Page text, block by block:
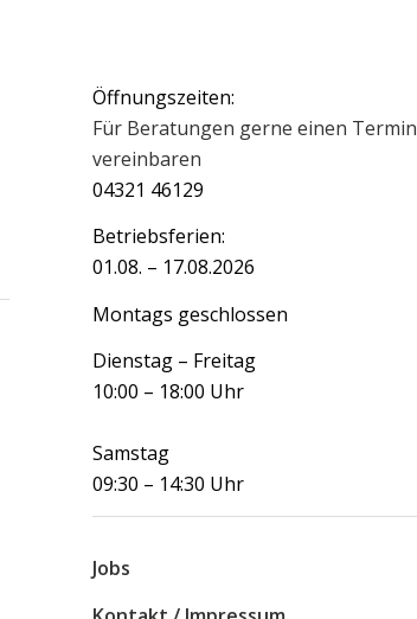
Öffnungszeiten:
Für Beratungen gerne einen Termin
vereinbaren
04321 46129
Betriebsferien:
01.08. – 17.08.2026
Montags geschlossen
Dienstag – Freitag
10:00 – 18:00 Uhr
Samstag
09:30 – 14:30 Uhr
Jobs